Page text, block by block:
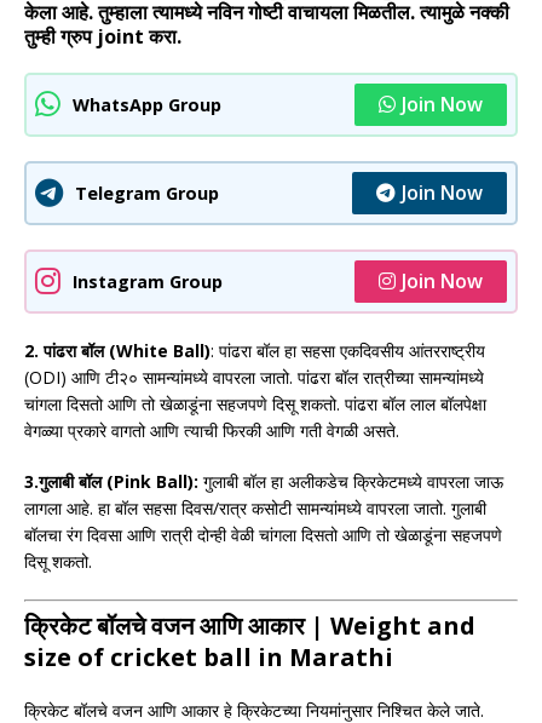
केला आहे. तुम्हाला त्यामध्ये नविन गोष्टी वाचायला मिळतील. त्यामुळे नक्की
तुम्ही ग्रुप joint करा.
WhatsApp Group Join Now
Telegram Group Join Now
Instagram Group Join Now
2. पांढरा बॉल (White Ball): पांढरा बॉल हा सहसा एकदिवसीय आंतरराष्ट्रीय
(ODI) आणि टी२० सामन्यांमध्ये वापरला जातो. पांढरा बॉल रात्रीच्या सामन्यांमध्ये
चांगला दिसतो आणि तो खेळाडूंना सहजपणे दिसू शकतो. पांढरा बॉल लाल बॉलपेक्षा
वेगळ्या प्रकारे वागतो आणि त्याची फिरकी आणि गती वेगळी असते.
3.गुलाबी बॉल (Pink Ball): गुलाबी बॉल हा अलीकडेच क्रिकेटमध्ये वापरला जाऊ
लागला आहे. हा बॉल सहसा दिवस/रात्र कसोटी सामन्यांमध्ये वापरला जातो. गुलाबी
बॉलचा रंग दिवसा आणि रात्री दोन्ही वेळी चांगला दिसतो आणि तो खेळाडूंना सहजपणे
दिसू शकतो.
क्रिकेट बॉलचे वजन आणि आकार | Weight and
size of cricket ball in Marathi
क्रिकेट बॉलचे वजन आणि आकार हे क्रिकेटच्या नियमांनुसार निश्चित केले जाते.